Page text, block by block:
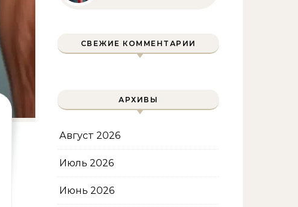
СВЕЖИЕ КОММЕНТАРИИ
АРХИВЫ
Август 2026
Июль 2026
Июнь 2026